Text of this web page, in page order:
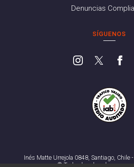
Denuncias
SÍGUENOS
Inés Matte Urrejola 0848, Santiago, Chile
© Todos los derechos